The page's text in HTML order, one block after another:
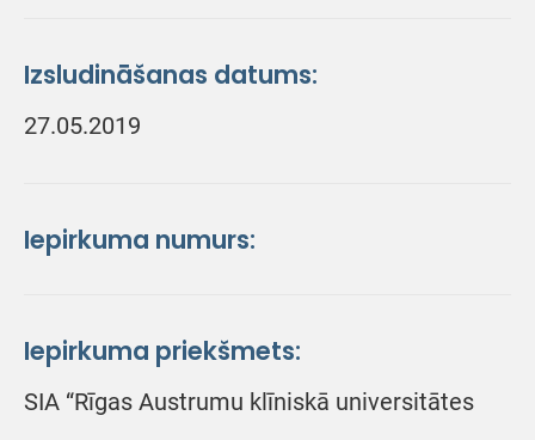
Izsludināšanas datums:
27.05.2019
Iepirkuma numurs:
Iepirkuma priekšmets:
SIA “Rīgas Austrumu klīniskā universitātes